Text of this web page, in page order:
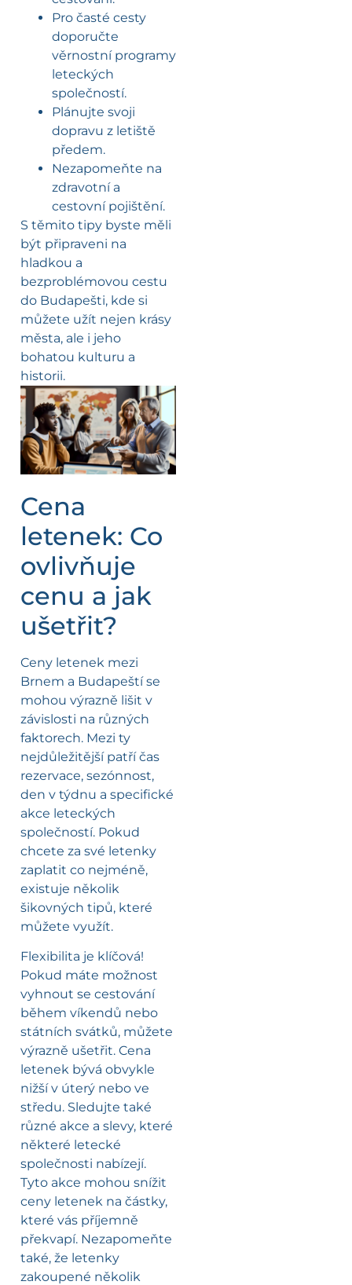
Pro časté cesty
doporučte
věrnostní programy
leteckých
společností.
Plánujte svoji
dopravu z letiště
předem.
Nezapomeňte na
zdravotní a
cestovní pojištění.
S těmito tipy byste měli
být připraveni na
hladkou a
bezproblémovou cestu
do Budapešti, kde si
můžete užít nejen krásy
města, ale i jeho
bohatou kulturu a
historii.
Cena
letenek: Co
ovlivňuje
cenu a jak
ušetřit?
Ceny letenek mezi
Brnem a Budapeští se
mohou výrazně lišit v
závislosti na různých
faktorech. Mezi ty
nejdůležitější patří čas
rezervace, sezónnost,
den v týdnu a specifické
akce leteckých
společností. Pokud
chcete za své letenky
zaplatit co nejméně,
existuje několik
šikovných tipů, které
můžete využít.
Flexibilita je klíčová!
Pokud máte možnost
vyhnout se cestování
během víkendů nebo
státních svátků, můžete
výrazně ušetřit. Cena
letenek bývá obvykle
nižší v úterý nebo ve
středu. Sledujte také
různé akce a slevy, které
některé letecké
společnosti nabízejí.
Tyto akce mohou snížit
ceny letenek na částky,
které vás příjemně
překvapí. Nezapomeňte
také, že letenky
zakoupené několik